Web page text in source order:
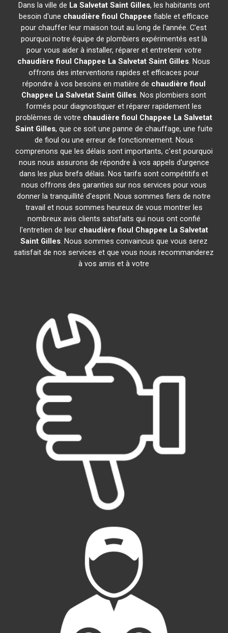
Dans la ville de La Salvetat Saint Gilles, les habitants ont
besoin d'une chaudière fioul Chappee fiable et efficace
pour chauffer leur maison tout au long de l'année. C'est
pourquoi notre équipe de plombiers expérimentés est là
pour vous aider à installer, réparer et entretenir votre
chaudière fioul Chappee La Salvetat Saint Gilles. Nous
offrons des interventions rapides et efficaces pour
répondre à vos besoins en matière de chaudière fioul
Chappee La Salvetat Saint Gilles. Nos plombiers sont
formés pour diagnostiquer et réparer rapidement les
problèmes de votre chaudière fioul Chappee La Salvetat
Saint Gilles, que ce soit une panne de chauffage, une fuite
de fioul ou une erreur de fonctionnement. Nous
comprenons que les délais sont importants, c'est pourquoi
nous nous assurons de répondre à vos appels d'urgence
dans les plus brefs délais. Nos tarifs sont compétitifs et
nous offrons des garanties sur nos services pour vous
donner la tranquillité d'esprit. Nous sommes fiers de notre
travail et nous sommes heureux de vous montrer les
nombreux avis clients satisfaits qui nous ont confié
l'entretien de leur chaudière fioul Chappee La Salvetat
Saint Gilles. Nous sommes convaincus que vous serez
satisfait de nos services et que vous nous recommanderez
à vos amis et à votre